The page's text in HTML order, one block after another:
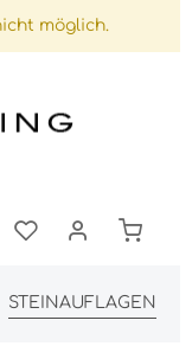
möglich.
STEINAUFLAGEN